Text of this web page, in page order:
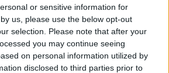
or sensitive information for
us, please use the below opt-out
selection. Please note that after your
you may continue seeing
on personal information utilized by
disclosed to third parties prior to
αναλογούν ευθύνες θα
αποδοθούν»
09/02/2026 - 13:15